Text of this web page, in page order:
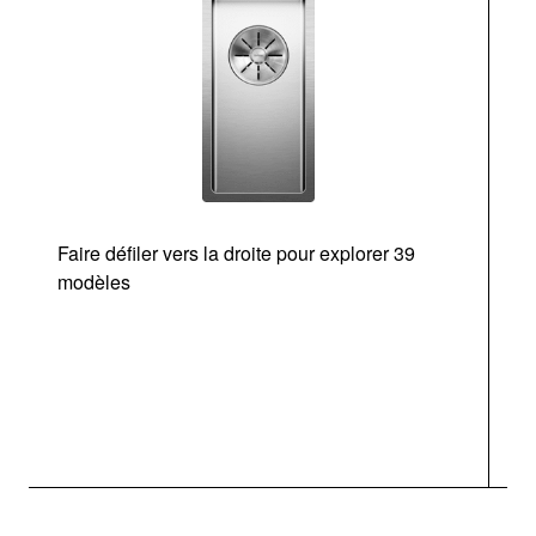
Faire défiler vers la droite pour explorer 39
modèles